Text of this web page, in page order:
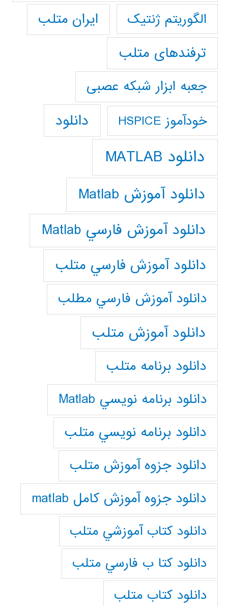
الگوریتم ژنتیک
ایران متلب
ترفندهای متلب
جعبه ابزار شبکه عصبی
خودآموز HSPICE دانلود
دانلود MATLAB
دانلود آموزش Matlab
دانلود آموزش فارسي Matlab
دانلود آموزش فارسي متلب
دانلود آموزش فارسي مطلب
دانلود آموزش متلب
دانلود برنامه متلب
دانلود برنامه نويسي Matlab
دانلود برنامه نويسي متلب
دانلود جزوه آموزش متلب
دانلود جزوه آموزش کامل matlab
دانلود كتاب آموزشي متلب
دانلود كتا ب فارسي متلب
دانلود كتاب متلب